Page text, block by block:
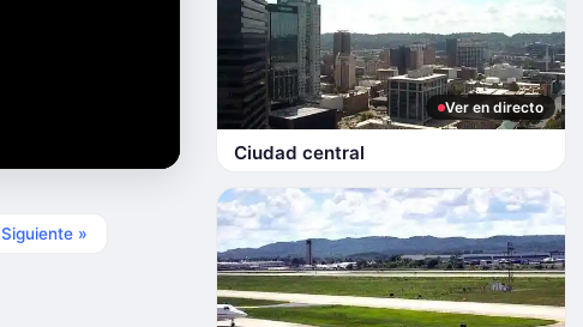
Siguiente »
Ver en directo
Ciudad central